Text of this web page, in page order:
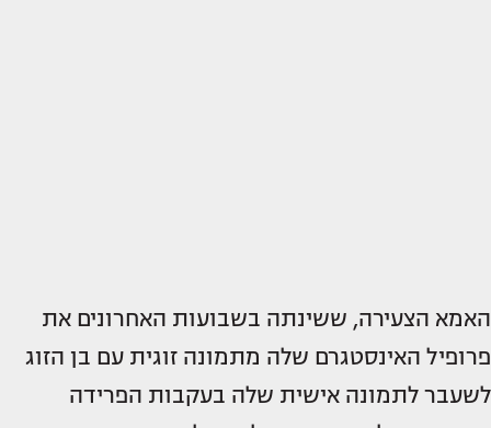
האמא הצעירה, ששינתה בשבועות האחרונים את
פרופיל האינסטגרם שלה מתמונה זוגית עם בן הזוג
לשעבר לתמונה אישית שלה בעקבות הפרידה